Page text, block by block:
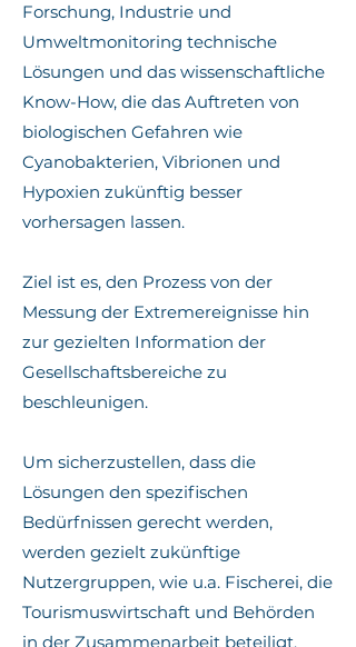
Forschung, Industrie und
Umweltmonitoring technische
Lösungen und das wissenschaftliche
Know-How, die das Auftreten von
biologischen Gefahren wie
Cyanobakterien, Vibrionen und
Hypoxien zukünftig besser
vorhersagen lassen.
Ziel ist es, den Prozess von der
Messung der Extremereignisse hin
zur gezielten Information der
Gesellschaftsbereiche zu
beschleunigen.
Um sicherzustellen, dass die
Lösungen den spezifischen
Bedürfnissen gerecht werden,
werden gezielt zukünftige
Nutzergruppen, wie u.a. Fischerei, die
Tourismuswirtschaft und Behörden
in der Zusammenarbeit beteiligt.